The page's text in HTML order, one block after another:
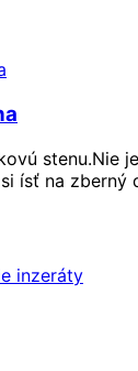
stenu.Nie
ísť na zberný
inzeráty